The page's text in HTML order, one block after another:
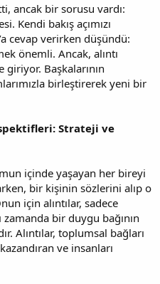
ancak bir sorusu vardı:
Kendi bakış açımızı
cevap verirken düşündü:
önemli. Ancak, alıntı
Başkalarının
birleştirerek yeni bir
Strateji ve
içinde yaşayan her bireyi
bir kişinin sözlerini alıp o
için alıntılar, sadece
bir duygu bağının
Alıntılar, toplumsal bağları
ve insanları